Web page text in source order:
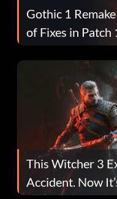
Gothic 1
of Fixes in Patch
This Witcher 3
Accident. Now